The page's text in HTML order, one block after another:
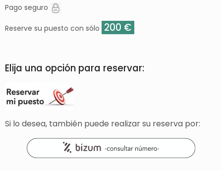
Pago seguro
Reserve su puesto con sólo 200 €
Elija una opción para reservar:
Si lo desea, también puede realizar su reserva por: